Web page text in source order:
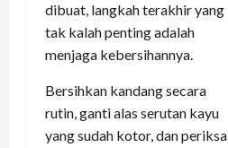
dibuat, langkah terakhir yang
tak kalah penting adalah
menjaga kebersihannya.
Bersihkan kandang secara
rutin, ganti alas serutan kayu
yang sudah kotor, dan periksa